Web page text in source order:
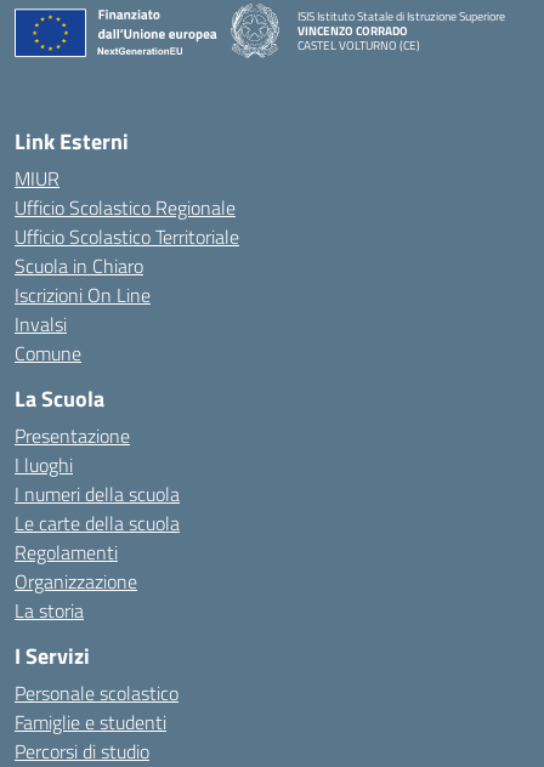
ISIS Istituto Statale di Istruzione Superiore
VINCENZO CORRADO
CASTEL VOLTURNO (CE)
Link Esterni
MIUR
Ufficio Scolastico Regionale
Ufficio Scolastico Territoriale
Scuola in Chiaro
Iscrizioni On Line
Invalsi
Comune
La Scuola
Presentazione
I luoghi
I numeri della scuola
Le carte della scuola
Regolamenti
Organizzazione
La storia
I Servizi
Personale scolastico
Famiglie e studenti
Percorsi di studio